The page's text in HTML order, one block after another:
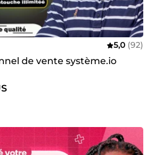
5,0 (92)
de vente système.io